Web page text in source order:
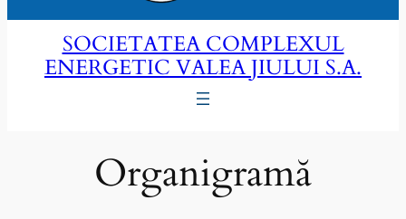
SOCIETATEA COMPLEXUL
ENERGETIC VALEA JIULUI S.A.
Organigramă